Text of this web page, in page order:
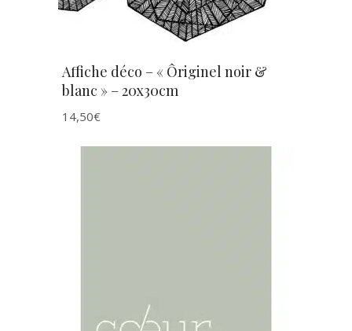
Affiche déco – « Ôriginel noir &
blanc » – 20x30cm
14,50€